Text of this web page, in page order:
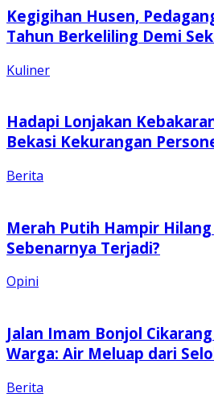
Kegigihan Husen,
Tahun Berkeliling Demi
Kuliner
Hadapi Lonjakan
Bekasi Kekurangan
Berita
Merah Putih Hampir Hilang
Sebenarnya Terjadi?
Opini
Jalan Imam Bonjol
Warga: Air Meluap dari
Berita